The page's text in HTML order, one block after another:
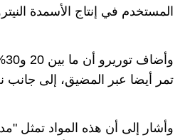
المستخدم في إنتاج الأسمدة
تمر أيضا عبر المضيق، إلى جانب نحو 50% من
وأشار إلى أن هذه المواد تمثل